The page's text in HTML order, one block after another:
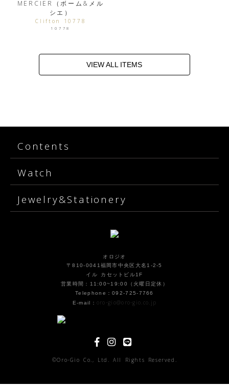
MERCIER（ボーム&メル
シエ）
Clifton 10778
10778
VIEW ALL ITEMS
Contents
Watch
Jewelry&Stationery
オロジオ
〒810-0041福岡市中央区大名1-2-5
イル カセットビル1F
営業時間：11:00~19:00（火曜日定休）
Telephone：092-725-7766
E-mail： oro-gio@oro-gio.co.jp
©Oro-Gio Co., Ltd. All Rights Reserved.